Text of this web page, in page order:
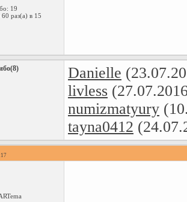
19
раз(а) в 15
Danielle
livless
numizmatyury
tayna0412